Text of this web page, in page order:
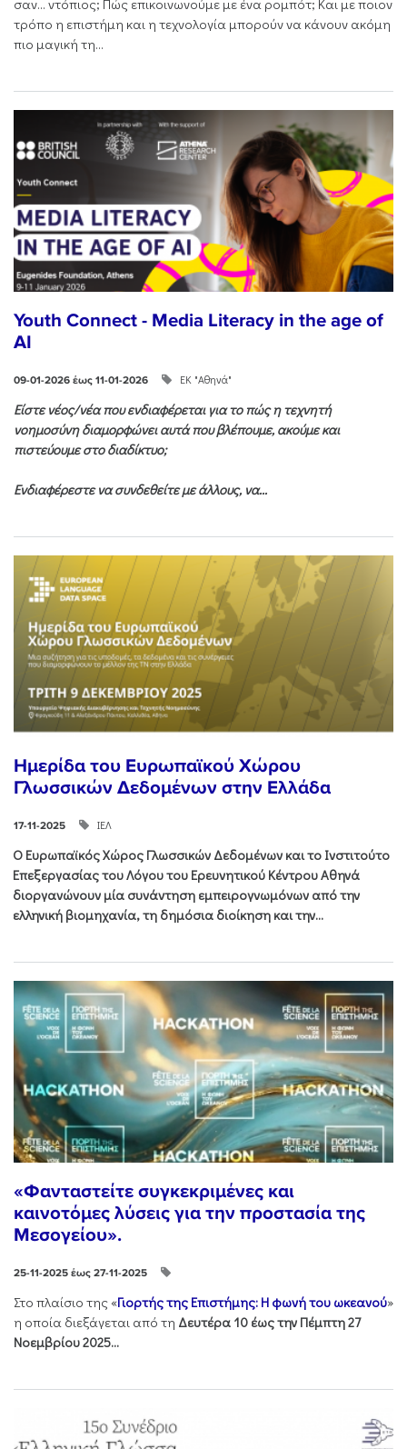
σαν… ντόπιος; Πώς επικοινωνούμε με ένα ρομπότ; Και με ποιον
τρόπο η επιστήμη και η τεχνολογία μπορούν να κάνουν ακόμη
πιο μαγική τη...
Youth Connect - Media Literacy in the age of
AI
09-01-2026 έως 11-01-2026 ΕΚ "Αθηνά"
Είστε νέος/νέα που ενδιαφέρεται για το πώς η τεχνητή
νοημοσύνη διαμορφώνει αυτά που βλέπουμε, ακούμε και
πιστεύουμε στο διαδίκτυο;
Ενδιαφέρεστε να συνδεθείτε με άλλους, να...
Ημερίδα του Ευρωπαϊκού Χώρου
Γλωσσικών Δεδομένων στην Ελλάδα
17-11-2025 ΙΕΛ
Ο Ευρωπαϊκός Χώρος Γλωσσικών Δεδομένων και το Ινστιτούτο
Επεξεργασίας του Λόγου του Ερευνητικού Κέντρου Αθηνά
διοργανώνουν μία συνάντηση εμπειρογνωμόνων από την
ελληνική βιομηχανία, τη δημόσια διοίκηση και την...
«Φανταστείτε συγκεκριμένες και
καινοτόμες λύσεις για την προστασία της
Μεσογείου».
25-11-2025 έως 27-11-2025
Στo πλαίσιo της «Γιορτής της Επιστήμης: Η φωνή του ωκεανού»
η οποία διεξάγεται από τη Δευτέρα 10 έως την Πέμπτη 27
Νοεμβρίου 2025...